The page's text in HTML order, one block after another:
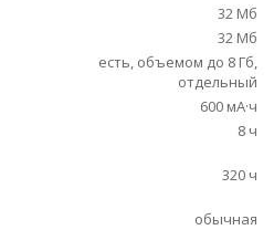
32 Мб
32 Мб
есть, объемом до 8 Гб,
отдельный
600 мА·ч
8 ч
320 ч
обычная